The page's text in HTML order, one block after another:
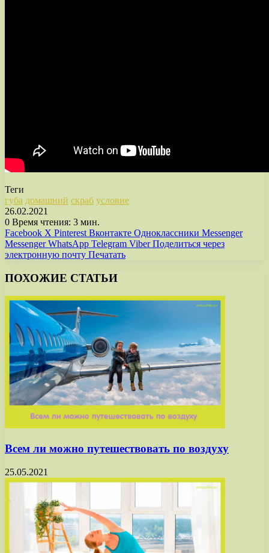
Теги
губа домашний скраб условие
26.02.2021
0 Время чтения: 3 мин.
Facebook X Pinterest Вконтакте Одноклассники Messenger
Messenger WhatsApp Telegram Viber Поделиться через
электронную почту Печатать
ПОХОЖИЕ СТАТЬИ
Всем ли можно путешествовать по воздуху
25.05.2021